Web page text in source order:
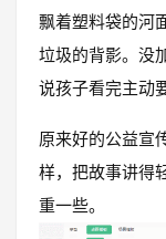
飘着塑料袋的河
垃圾的背影。没
说孩子看完主动
原来好的公益宣
样，把故事讲得
重一些。